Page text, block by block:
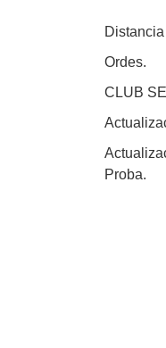
Ordes.
CLUB
Proba.